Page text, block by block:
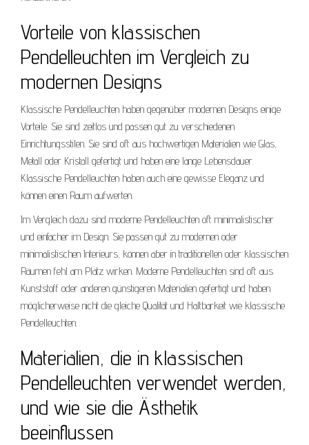
Vorteile von klassischen
Pendelleuchten im Vergleich zu
modernen Designs
Klassische Pendelleuchten haben gegenüber modernen Designs einige
Vorteile. Sie sind zeitlos und passen gut zu verschiedenen
Einrichtungsstilen. Sie sind oft aus hochwertigen Materialien wie Glas,
Metall oder Kristall gefertigt und haben eine lange Lebensdauer.
Klassische Pendelleuchten haben auch eine gewisse Eleganz und
können einen Raum aufwerten.
Im Vergleich dazu sind moderne Pendelleuchten oft minimalistischer
und einfacher im Design. Sie passen gut zu modernen oder
minimalistischen Interieurs, können aber in traditionellen oder klassischen
Räumen fehl am Platz wirken. Moderne Pendelleuchten sind oft aus
Kunststoff oder anderen günstigeren Materialien gefertigt und haben
möglicherweise nicht die gleiche Qualität und Haltbarkeit wie klassische
Pendelleuchten.
Materialien, die in klassischen
Pendelleuchten verwendet werden,
und wie sie die Ästhetik
beeinflussen